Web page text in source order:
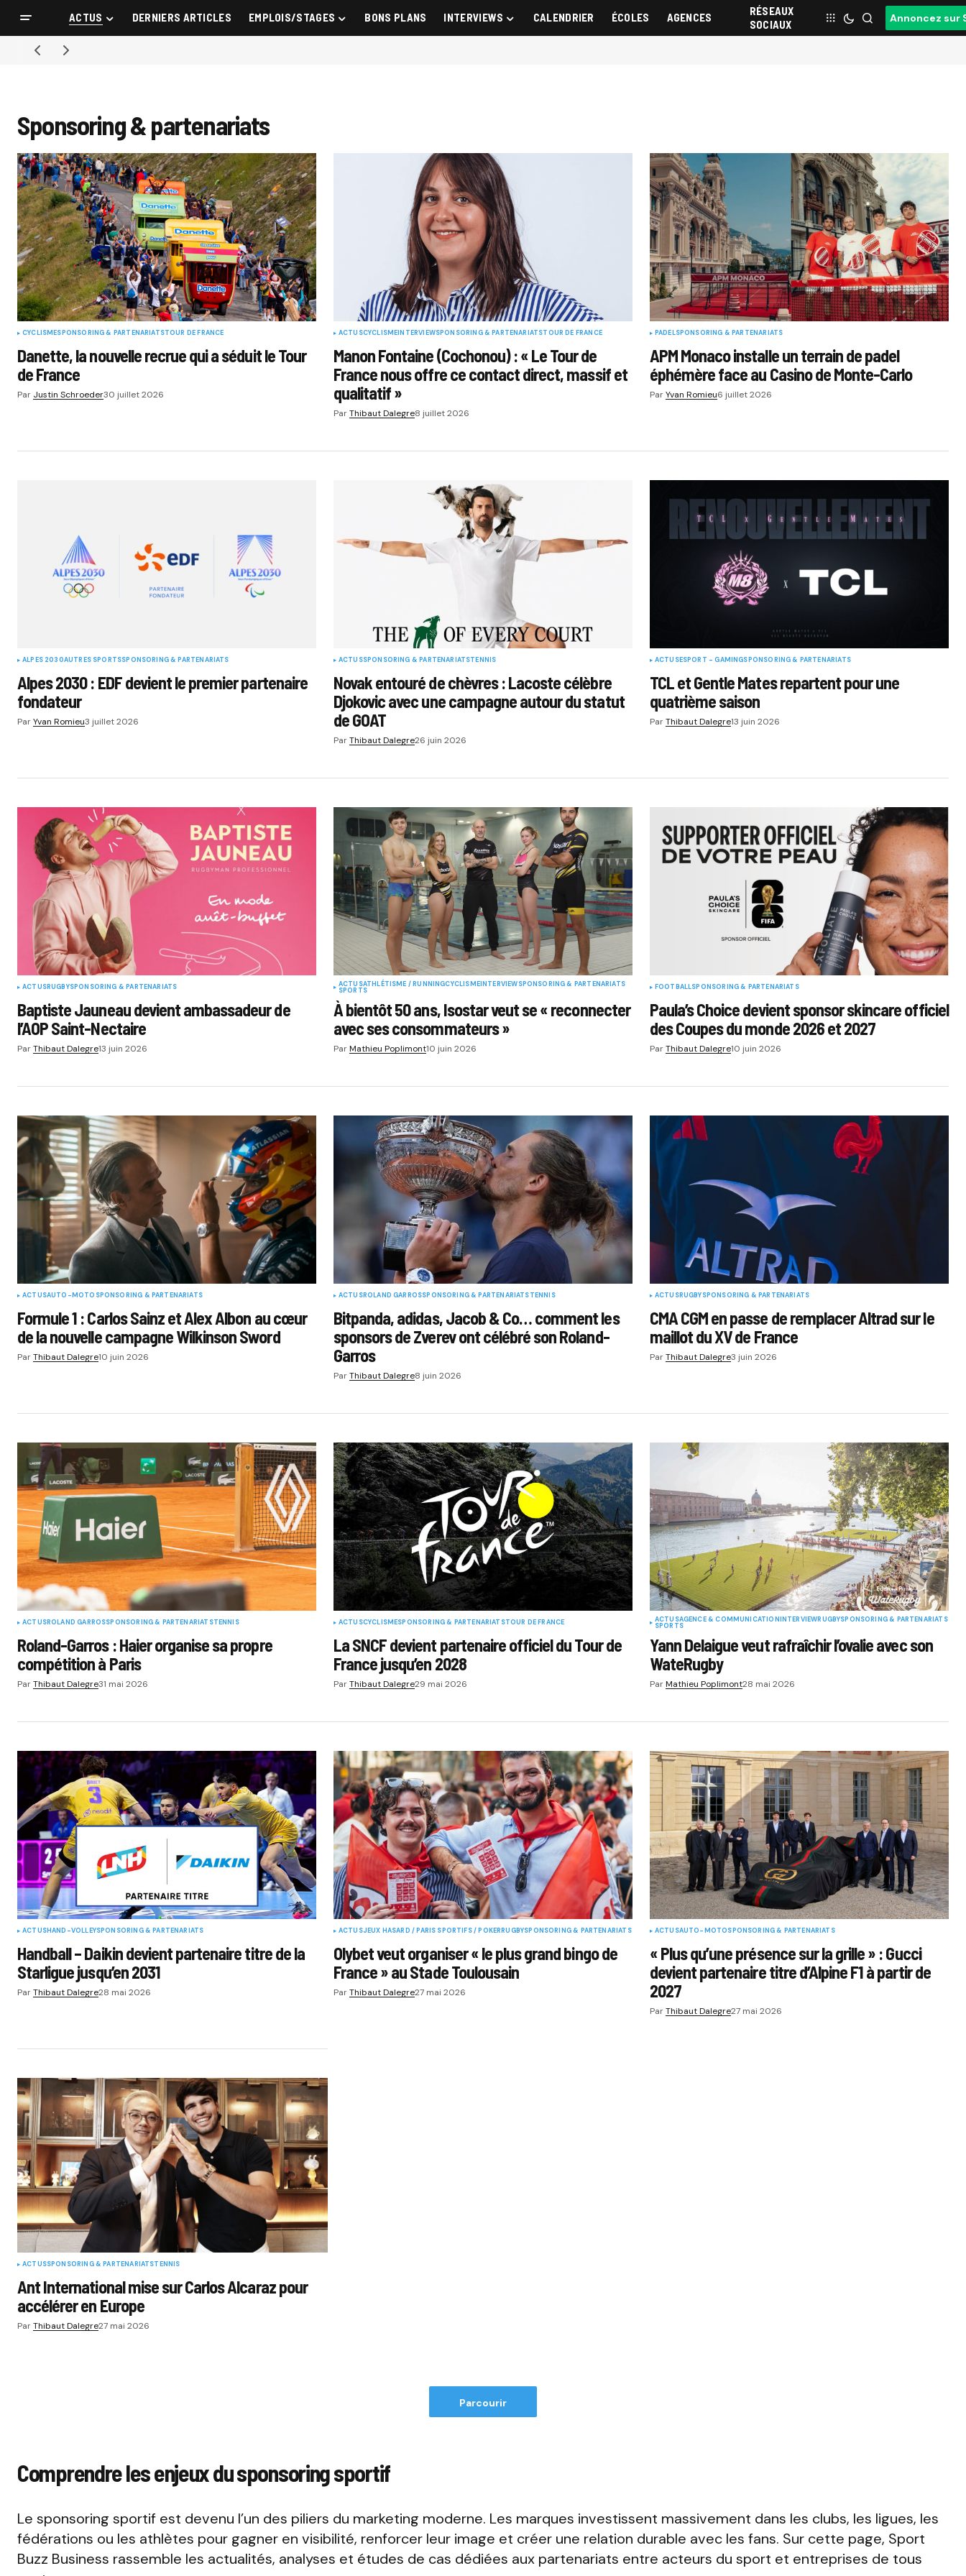
ACTUS DERNIERS ARTICLES EMPLOIS/STAGES BONS PLANS INTERVIEWS CALENDRIER ÉCOLES AGENCES
RÉSEAUX
SOCIAUX
Annoncez sur
Sponsoring & partenariats
CYCLISMESPONSORING & PARTENARIATSTOUR DE FRANCE
Danette, la nouvelle recrue qui a séduit le Tour
de France
Par Justin Schroeder30 juillet 2026
ACTUSCYCLISMEINTERVIEWSPONSORING & PARTENARIATSTOUR DE FRANCE
Manon Fontaine (Cochonou) : « Le Tour de
France nous offre ce contact direct, massif et
qualitatif »
ParThibaut Dalegre8 juillet 2026
PADELSPONSORING & PARTENARIATS
APM Monaco installe un terrain de padel
éphémère face au Casino de Monte-Carlo
ParYvan Romieu6 juillet 2026
ALPES 2030AUTRES SPORTSSPONSORING & PARTENARIATS
Alpes 2030 : EDF devient le premier partenaire
fondateur
ParYvan Romieu3 juillet 2026
ACTUSSPONSORING & PARTENARIATSTENNIS
Novak entouré de chèvres : Lacoste célèbre
Djokovic avec une campagne autour du statut
de GOAT
ParThibaut Dalegre26 juin 2026
ACTUSESPORT - GAMINGSPONSORING & PARTENARIATS
TCL et Gentle Mates repartent pour une
quatrième saison
ParThibaut Dalegre13 juin 2026
ACTUSRUGBYSPONSORING & PARTENARIATS
Baptiste Jauneau devient ambassadeur de
l’AOP Saint-Nectaire
ParThibaut Dalegre13 juin 2026
ACTUSATHLÉTISME / RUNNINGCYCLISMEINTERVIEWSPONSORING & PARTENARIATS
SPORTS
À bientôt 50 ans, Isostar veut se « reconnecter
avec ses consommateurs »
ParMathieu Poplimont10 juin 2026
FOOTBALLSPONSORING & PARTENARIATS
Paula’s Choice devient sponsor skincare officiel
des Coupes du monde 2026 et 2027
ParThibaut Dalegre10 juin 2026
ACTUSAUTO-MOTO SPONSORING & PARTENARIATS
Formule 1 : Carlos Sainz et Alex Albon au cœur
de la nouvelle campagne Wilkinson Sword
ParThibaut Dalegre10 juin 2026
ACTUSROLAND GARROSSPONSORING & PARTENARIATSTENNIS
Bitpanda, adidas, Jacob & Co… comment les
sponsors de Zverev ont célébré son Roland-
Garros
ParThibaut Dalegre8 juin 2026
ACTUSRUGBYSPONSORING & PARTENARIATS
CMA CGM en passe de remplacer Altrad sur le
maillot du XV de France
ParThibaut Dalegre3 juin 2026
ACTUSROLAND GARROSSPONSORING & PARTENARIATSTENNIS
Roland-Garros : Haier organise sa propre
compétition à Paris
ParThibaut Dalegre31 mai 2026
ACTUSCYCLISMESPONSORING & PARTENARIATSTOUR DE FRANCE
La SNCF devient partenaire officiel du Tour de
France jusqu’en 2028
ParThibaut Dalegre29 mai 2026
ACTUSAGENCE & COMMUNICATIONINTERVIEWRUGBYSPONSORING & PARTENARIATS
SPORTS
Yann Delaigue veut rafraîchir l’ovalie avec son
WateRugby
ParMathieu Poplimont28 mai 2026
ACTUSHAND-VOLLEYSPONSORING & PARTENARIATS
Handball – Daikin devient partenaire titre de la
Starligue jusqu’en 2031
ParThibaut Dalegre28 mai 2026
ACTUSJEUX HASARD / PARIS SPORTIFS / POKERRUGBYSPONSORING & PARTENARIATS
Olybet veut organiser « le plus grand bingo de
France » au Stade Toulousain
ParThibaut Dalegre27 mai 2026
ACTUSAUTO-MOTOSPONSORING & PARTENARIATS
« Plus qu’une présence sur la grille » : Gucci
devient partenaire titre d’Alpine F1 à partir de
2027
ParThibaut Dalegre27 mai 2026
ACTUSSPONSORING & PARTENARIATSTENNIS
Ant International mise sur Carlos Alcaraz pour
accélérer en Europe
ParThibaut Dalegre27 mai 2026
Parcourir
Comprendre les enjeux du sponsoring sportif
Le sponsoring sportif est devenu l’un des piliers du marketing moderne. Les marques investissent massivement dans les clubs, les ligues, les
fédérations ou les athlètes pour gagner en visibilité, renforcer leur image et créer une relation durable avec les fans. Sur cette page, Sport
Buzz Business rassemble les actualités, analyses et études de cas dédiées aux partenariats entre acteurs du sport et entreprises de tous